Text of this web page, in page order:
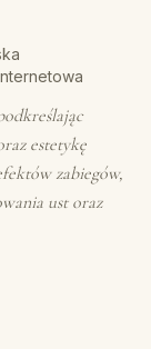
estetykę
zabiegów,
ust oraz